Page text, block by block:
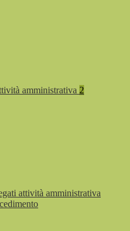
amministrativa 2
attività amministrativa